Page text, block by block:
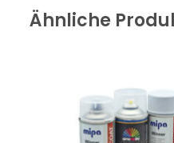
Ähnliche